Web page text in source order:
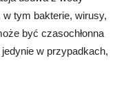
tym bakterie, wirusy,
być czasochłonna
w przypadkach,